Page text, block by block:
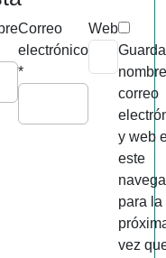
Correo
electrónico
*
Web
correo
y web
este
para la
vez